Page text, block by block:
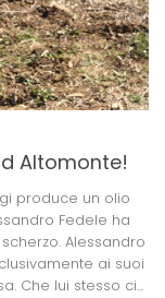
Altomonte!
produce un olio
Fedele ha
Alessandro
ai suoi
Che lui stesso ci...